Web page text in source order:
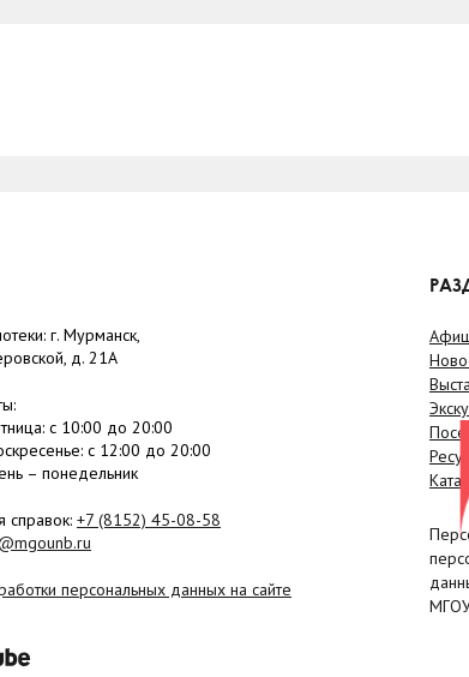
г. Мурманск,
д. 21А
: с 10:00 до 20:00
: c 12:00 до 20:00
– понедельник
справок: +7 (8152) 45-08-58
персональных данных на сайте